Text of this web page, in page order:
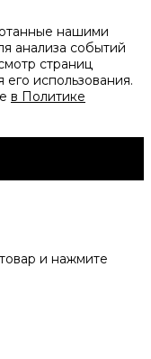
нашими
анализа событий
страниц
использования.
в Политике
и нажмите